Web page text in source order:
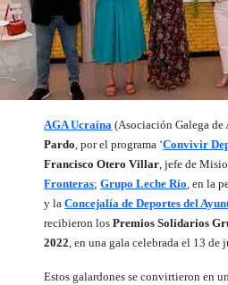
AGA Ucraína (Asociación Galega
Pardo, por el programa ‘Convivir
Francisco Otero Villar, jefe de
Fronteras;Grupo Leche Río, en la
y laConcejalía de Deportes del
recibieron los Premios Solidarios
2022, en una gala celebrada el 13 de
Estos galardones se convirtieron en